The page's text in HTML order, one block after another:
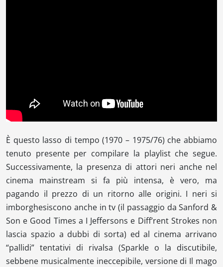
È questo lasso di tempo (1970 – 1975/76) che abbiamo
tenuto presente per compilare la playlist che segue.
Successivamente, la presenza di attori neri anche nel
cinema mainstream si fa più intensa, è vero, ma
pagando il prezzo di un ritorno alle origini. I neri si
imborghesiscono anche in tv (il passaggio daSanford &
Son e Good Times a I Jeffersons e Diff’rent Strokes non
lascia spazio a dubbi di sorta) ed al cinema arrivano
“pallidi” tentativi di rivalsa (Sparkle o la discutibile,
sebbene musicalmente ineccepibile, versione di Il mago